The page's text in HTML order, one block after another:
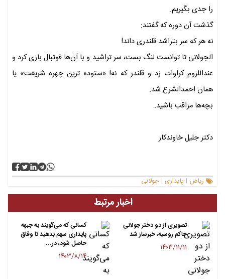
را جدی بگیریم.
گذشت آن دوره که گفتند:
نه هر که سر بتراشد قلندری داند!
الجولانی تا توانست لنگ بست، سر تراشید و با آن‌ها فوتبال بازی کرد و
عنداللز‌وم کراوات زد و قلندر که نه! «ستوده ترین چهره شریعت» یا
همان احمدالشرع شد.
بچه‌ها مراقب باشید.
دکتر جلیل خاوندکار
ریاض | پایداری | جولانی
اخبار مرتبط
تصویری از دو دختر جولانی
حاکم روسیه، خبرساز شد
۱۴۰۳/۱۱/۱۱
کسانی که می‌گویند به جبهه
پایداری سهم بدهید تا وفاق
حاصل شود، در…
۱۴۰۳/۸/۱۴